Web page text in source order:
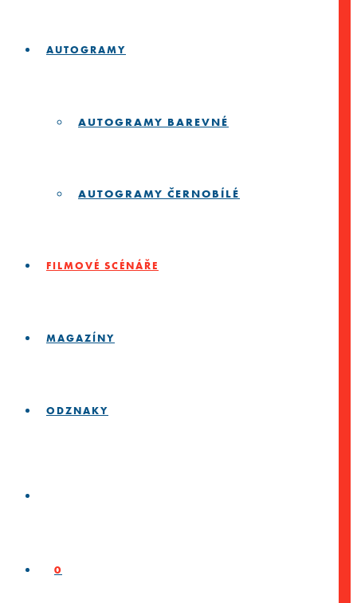
AUTOGRAMY
AUTOGRAMY BAREVNÉ
AUTOGRAMY ČERNOBÍLÉ
FILMOVÉ SCÉNÁŘE
MAGAZÍNY
ODZNAKY
0